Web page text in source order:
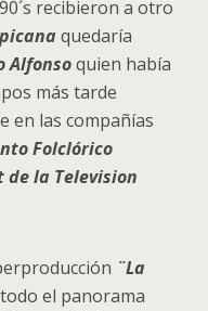
recibieron a otro
quedaría
Alfonsoquien había
más tarde
en las compañías
Folclórico
de la Television
¨La
el panorama